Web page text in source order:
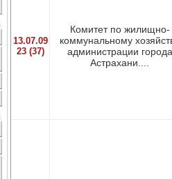
13.07.09
23 (37)
Комитет по жилищно-
коммунальному
администрации города
Астрахани....